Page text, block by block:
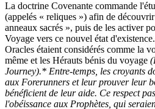
La doctrine Covenante commande
(appelés « reliques ») afin de
anneaux sacrés », puis de les activer
Voyage vers ce nouvel état
Oracles étaient considérés comme la
même et les Hérauts bénis du voyage
Journey).* Entre-temps, les croyants
aux Forerunners et leur prouver leur
bénéficient de leur aide. Ce respect
l'obéissance aux Prophètes, qui